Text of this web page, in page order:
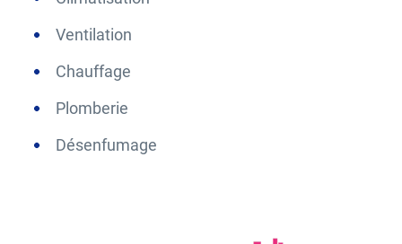
Ventilation
Chauffage
Plomberie
Désenfumage